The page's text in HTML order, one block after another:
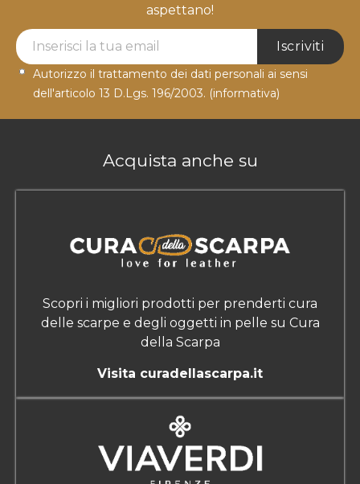
aspettano!
Newsletter Label
Iscriviti
Autorizzo il trattamento dei dati personali ai sensi
dell'articolo 13 D.Lgs. 196/2003. (informativa)
Acquista anche su
Scopri i migliori prodotti per prenderti cura
delle scarpe e degli oggetti in pelle su Cura
della Scarpa
Visita curadellascarpa.it